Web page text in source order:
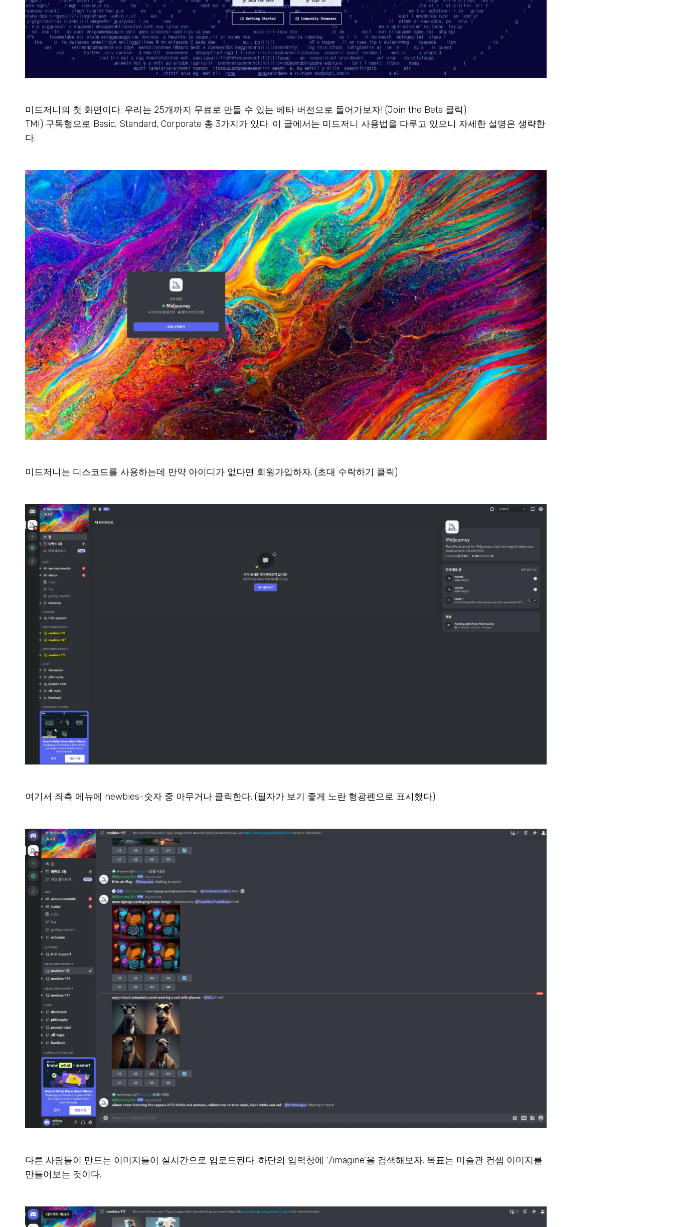
미드저니의 첫 화면이다. 우리는 25개까지 무료로 만들 수 있는 베타 버전으로 들어가보자! (Join the Beta 클릭)
TMI) 구독형으로 Basic, Standard, Corporate 총 3가지가 있다. 이 글에서는 미드저니 사용법을 다루고 있으니 자세한 설명은 생략한
다.
미드저니는 디스코드를 사용하는데 만약 아이디가 없다면 회원가입하자. (초대 수락하기 클릭)
여기서 좌측 메뉴에 newbies-숫자 중 아무거나 클릭한다. (필자가 보기 좋게 노란 형광펜으로 표시했다)
다른 사람들이 만드는 이미지들이 실시간으로 업로드된다. 하단의 입력창에 ‘/imagine’을 검색해보자. 목표는 미술관 컨셉 이미지를
만들어보는 것이다.